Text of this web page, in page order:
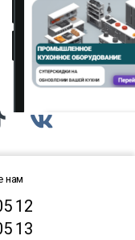
нам
12
13